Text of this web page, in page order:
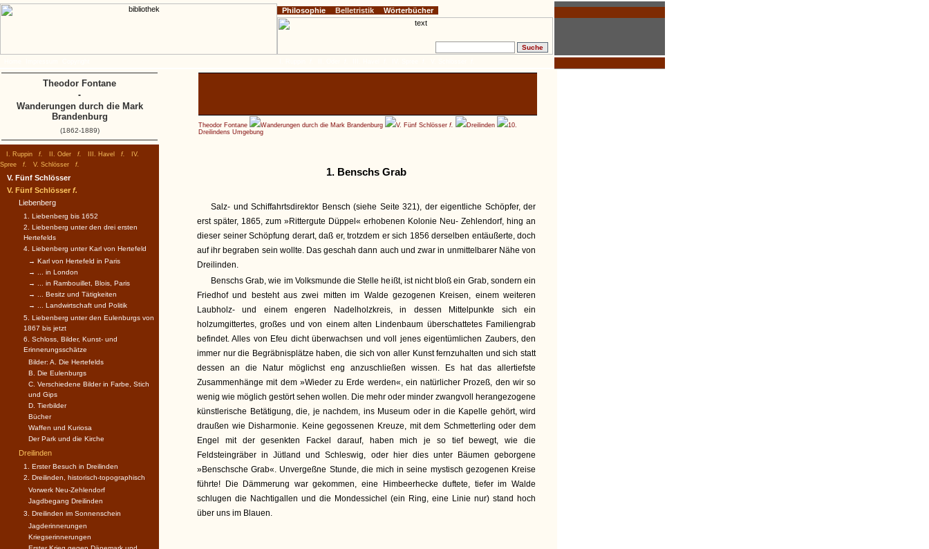
Theodor Fontane Wanderungen durch die Mark Brandenburg V. Fünf Schlösser f. Dreilinden
10.
Dreilindens Umgebung
1. Benschs Grab
Salz- und Schiffahrtsdirektor Bensch (siehe Seite 321), der eigentliche Schöpfer, der
erst später, 1865, zum »Rittergute Düppel« erhobenen Kolonie Neu- Zehlendorf, hing an
dieser seiner Schöpfung derart, daß er, trotzdem er sich 1856 derselben entäußerte, doch
auf ihr begraben sein wollte. Das geschah dann auch und zwar in unmittelbarer Nähe von
Dreilinden.
Benschs Grab, wie im Volksmunde die Stelle heißt, ist nicht bloß ein Grab, sondern ein
Friedhof und besteht aus zwei mitten im Walde gezogenen Kreisen, einem weiteren
Laubholz- und einem engeren Nadelholzkreis, in dessen Mittelpunkte sich ein
holzumgittertes, großes und von einem alten Lindenbaum überschattetes Familiengrab
befindet. Alles von Efeu dicht überwachsen und voll jenes eigentümlichen Zaubers, den
immer nur die Begräbnisplätze haben, die sich von aller Kunst fernzuhalten und sich statt
dessen an die Natur möglichst eng anzuschließen wissen. Es hat das allertiefste
Zusammenhänge mit dem »Wieder zu Erde werden«, ein natürlicher Prozeß, den wir so
wenig wie möglich gestört sehen wollen. Die mehr oder minder zwangvoll herangezogene
künstlerische Betätigung, die, je nachdem, ins Museum oder in die Kapelle gehört, wird
draußen wie Disharmonie. Keine gegossenen Kreuze, mit dem Schmetterling oder dem
Engel mit der gesenkten Fackel darauf, haben mich je so tief bewegt, wie die
Feldsteingräber in Jütland und Schleswig, oder hier dies unter Bäumen geborgene
»Benschsche Grab«. Unvergeßne Stunde, die mich in seine mystisch gezogenen Kreise
führte! Die Dämmerung war gekommen, eine Himbeerhecke duftete, tiefer im Walde
schlugen die Nachtigallen und die Mondessichel (ein Ring, eine Linie nur) stand hoch
über uns im Blauen.
I. Ruppin f. II. Oder f. III. Havel f.
IV.
Spree
f. V. Schlösser f.
V. Fünf Schlösser
V. Fünf Schlösser f.
Liebenberg
1. Liebenberg bis 1652
2. Liebenberg unter den drei ersten
Hertefelds
4. Liebenberg unter Karl von Hertefeld
→ Karl von Hertefeld in Paris
→ ... in London
→ ... in Rambouillet, Blois, Paris
→ ... Besitz und Tätigkeiten
→ ... Landwirtschaft und Politik
5. Liebenberg unter den Eulenburgs von
1867 bis jetzt
6. Schloss, Bilder, Kunst- und
Erinnerungsschätze
Bilder: A. Die Hertefelds
B. Die Eulenburgs
C. Verschiedene Bilder in Farbe, Stich
und Gips
D. Tierbilder
Bücher
Waffen und Kuriosa
Der Park und die Kirche
Dreilinden
1. Erster Besuch in Dreilinden
2. Dreilinden, historisch-topographisch
Vorwerk Neu-Zehlendorf
Jagdbegang Dreilinden
3. Dreilinden im Sonnenschein
Jagderinnerungen
Kriegserinnerungen
Philosophie Belletristik Wörterbücher
Theodor Fontane
-
Wanderungen durch die Mark
Brandenburg
(1862-1889)